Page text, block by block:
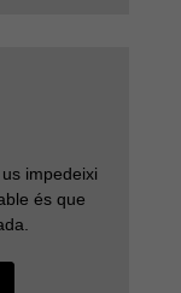
impedeixi
és que